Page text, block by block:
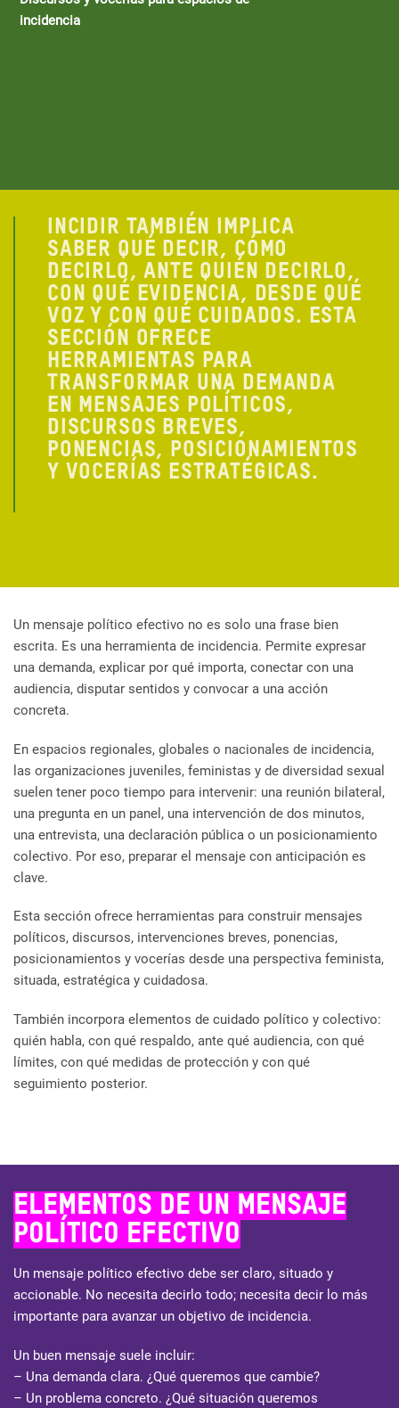
incidencia
INCIDIR TAMBIÉN IMPLICA
SABER QUÉ DECIR, CÓMO
DECIRLO, ANTE QUIÉN DECIRLO,
CON QUÉ EVIDENCIA, DESDE QUÉ
VOZ Y CON QUÉ CUIDADOS. ESTA
SECCIÓN OFRECE
HERRAMIENTAS PARA
TRANSFORMAR UNA DEMANDA
EN MENSAJES POLÍTICOS,
DISCURSOS BREVES,
PONENCIAS, POSICIONAMIENTOS
Y VOCERÍAS ESTRATÉGICAS.
Un mensaje político efectivo no es solo una frase bien
escrita. Es una herramienta de incidencia. Permite expresar
una demanda, explicar por qué importa, conectar con una
audiencia, disputar sentidos y convocar a una acción
concreta.
En espacios regionales, globales o nacionales de incidencia,
las organizaciones juveniles, feministas y de diversidad sexual
suelen tener poco tiempo para intervenir: una reunión bilateral,
una pregunta en un panel, una intervención de dos minutos,
una entrevista, una declaración pública o un posicionamiento
colectivo. Por eso, preparar el mensaje con anticipación es
clave.
Esta sección ofrece herramientas para construir mensajes
políticos, discursos, intervenciones breves, ponencias,
posicionamientos y vocerías desde una perspectiva feminista,
situada, estratégica y cuidadosa.
También incorpora elementos de cuidado político y colectivo:
quién habla, con qué respaldo, ante qué audiencia, con qué
límites, con qué medidas de protección y con qué
seguimiento posterior.
Elementos de un mensaje
político efectivo
Un mensaje político efectivo debe ser claro, situado y
accionable. No necesita decirlo todo; necesita decir lo más
importante para avanzar un objetivo de incidencia.
Un buen mensaje suele incluir:
– Una demanda clara. ¿Qué queremos que cambie?
– Un problema concreto. ¿Qué situación queremos